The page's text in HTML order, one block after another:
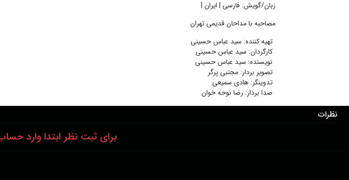
زبان/گویش: فارسی | ایران |
مصاحبه با مداحان قدیمی تهران
تهیه کننده: سید عباس حسینی
کارگردان: سید عباس حسینی
نویسنده: سید عباس حسینی
تصویر بردار: مجتبی پرگر
تدوینگر: هادی سمیعی
صدا بردار: رضا نوحه خوان
نظرات
برای ثبت نظر ابتدا وارد